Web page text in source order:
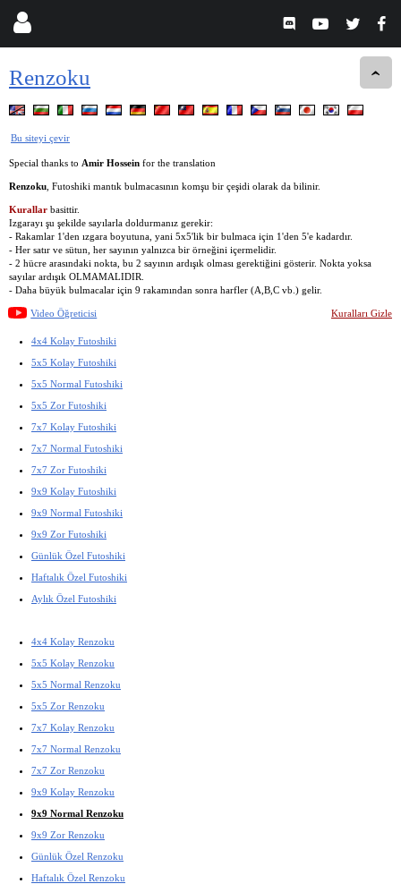
Renzoku
Bu siteyi çevir
Special thanks to Amir Hossein for the translation
Renzoku , Futoshiki mantık bulmacasının komşu bir çeşidi olarak da bilinir.
Kurallar basittir.
Izgarayı şu şekilde sayılarla doldurmanız gerekir:
- Rakamlar 1'den ızgara boyutuna, yani 5x5'lik bir bulmaca için 1'den 5'e kadardır.
- Her satır ve sütun, her sayının yalnızca bir örneğini içermelidir.
- 2 hücre arasındaki nokta, bu 2 sayının ardışık olması gerektiğini gösterir. Nokta yoksa
sayılar ardışık OLMAMALIDIR.
- Daha büyük bulmacalar için 9 rakamından sonra harfler (A,B,C vb.) gelir.
Video Öğreticisi Kuralları Gizle
4x4 Kolay Futoshiki
5x5 Kolay Futoshiki
5x5 Normal Futoshiki
5x5 Zor Futoshiki
7x7 Kolay Futoshiki
7x7 Normal Futoshiki
7x7 Zor Futoshiki
9x9 Kolay Futoshiki
9x9 Normal Futoshiki
9x9 Zor Futoshiki
Günlük Özel Futoshiki
Haftalık Özel Futoshiki
Aylık Özel Futoshiki
4x4 Kolay Renzoku
5x5 Kolay Renzoku
5x5 Normal Renzoku
5x5 Zor Renzoku
7x7 Kolay Renzoku
7x7 Normal Renzoku
7x7 Zor Renzoku
9x9 Kolay Renzoku
9x9 Normal Renzoku
9x9 Zor Renzoku
Günlük Özel Renzoku
Haftalık Özel Renzoku